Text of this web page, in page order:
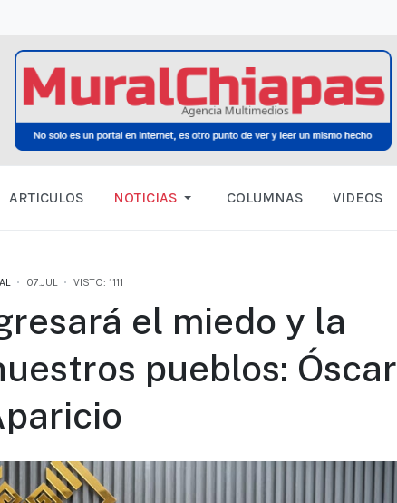
ARTICULOS NOTICIAS COLUMNAS VIDEOS
07.JUL VISTO: 1111
el miedo y la
pueblos: Óscar